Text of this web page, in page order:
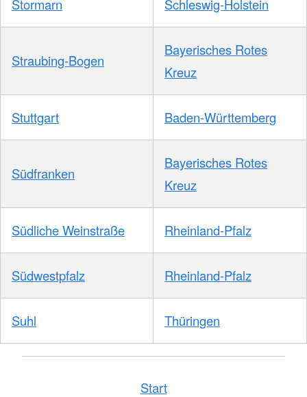
Stormarn Schleswig-Holstein
Straubing-Bogen
Bayerisches Rotes
Kreuz
Stuttgart Baden-Württemberg
Südfranken
Bayerisches Rotes
Kreuz
Südliche Weinstraße Rheinland-Pfalz
Südwestpfalz Rheinland-Pfalz
Suhl Thüringen
Start